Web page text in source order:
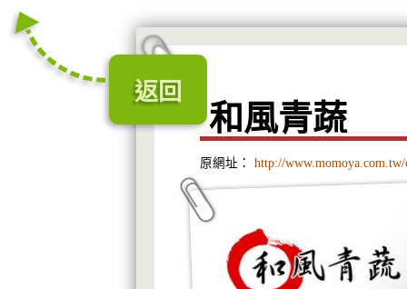
和風青蔬
原網址： http://www.momoya.com.tw/
返回